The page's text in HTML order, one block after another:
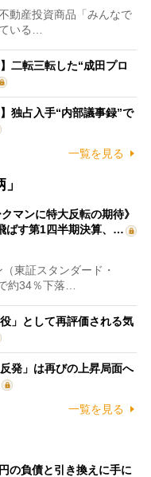
動産投資商品「みんなで
いる…
二転三転した“成田プロ
独占入手“内部議事録”で
一覧を見る
マンに特大反転の期待》
ばす第1四半期決算、…
東証スタンダード・
約34％下落…
」として再評価される気
発」は再びの上昇局面へ
一覧を見る
の負債と引き換えに手に